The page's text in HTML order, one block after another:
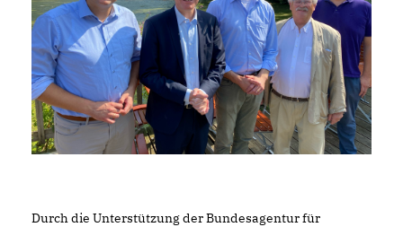
Durch die Unterstützung der Bundesagentur für